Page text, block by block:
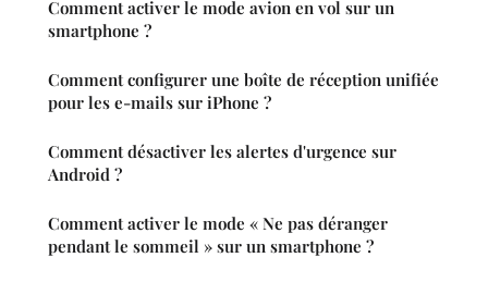
Comment activer le mode avion en vol sur un
smartphone ?
Comment configurer une boîte de réception unifiée
pour les e-mails sur iPhone ?
Comment désactiver les alertes d'urgence sur
Android ?
Comment activer le mode « Ne pas déranger
pendant le sommeil » sur un smartphone ?